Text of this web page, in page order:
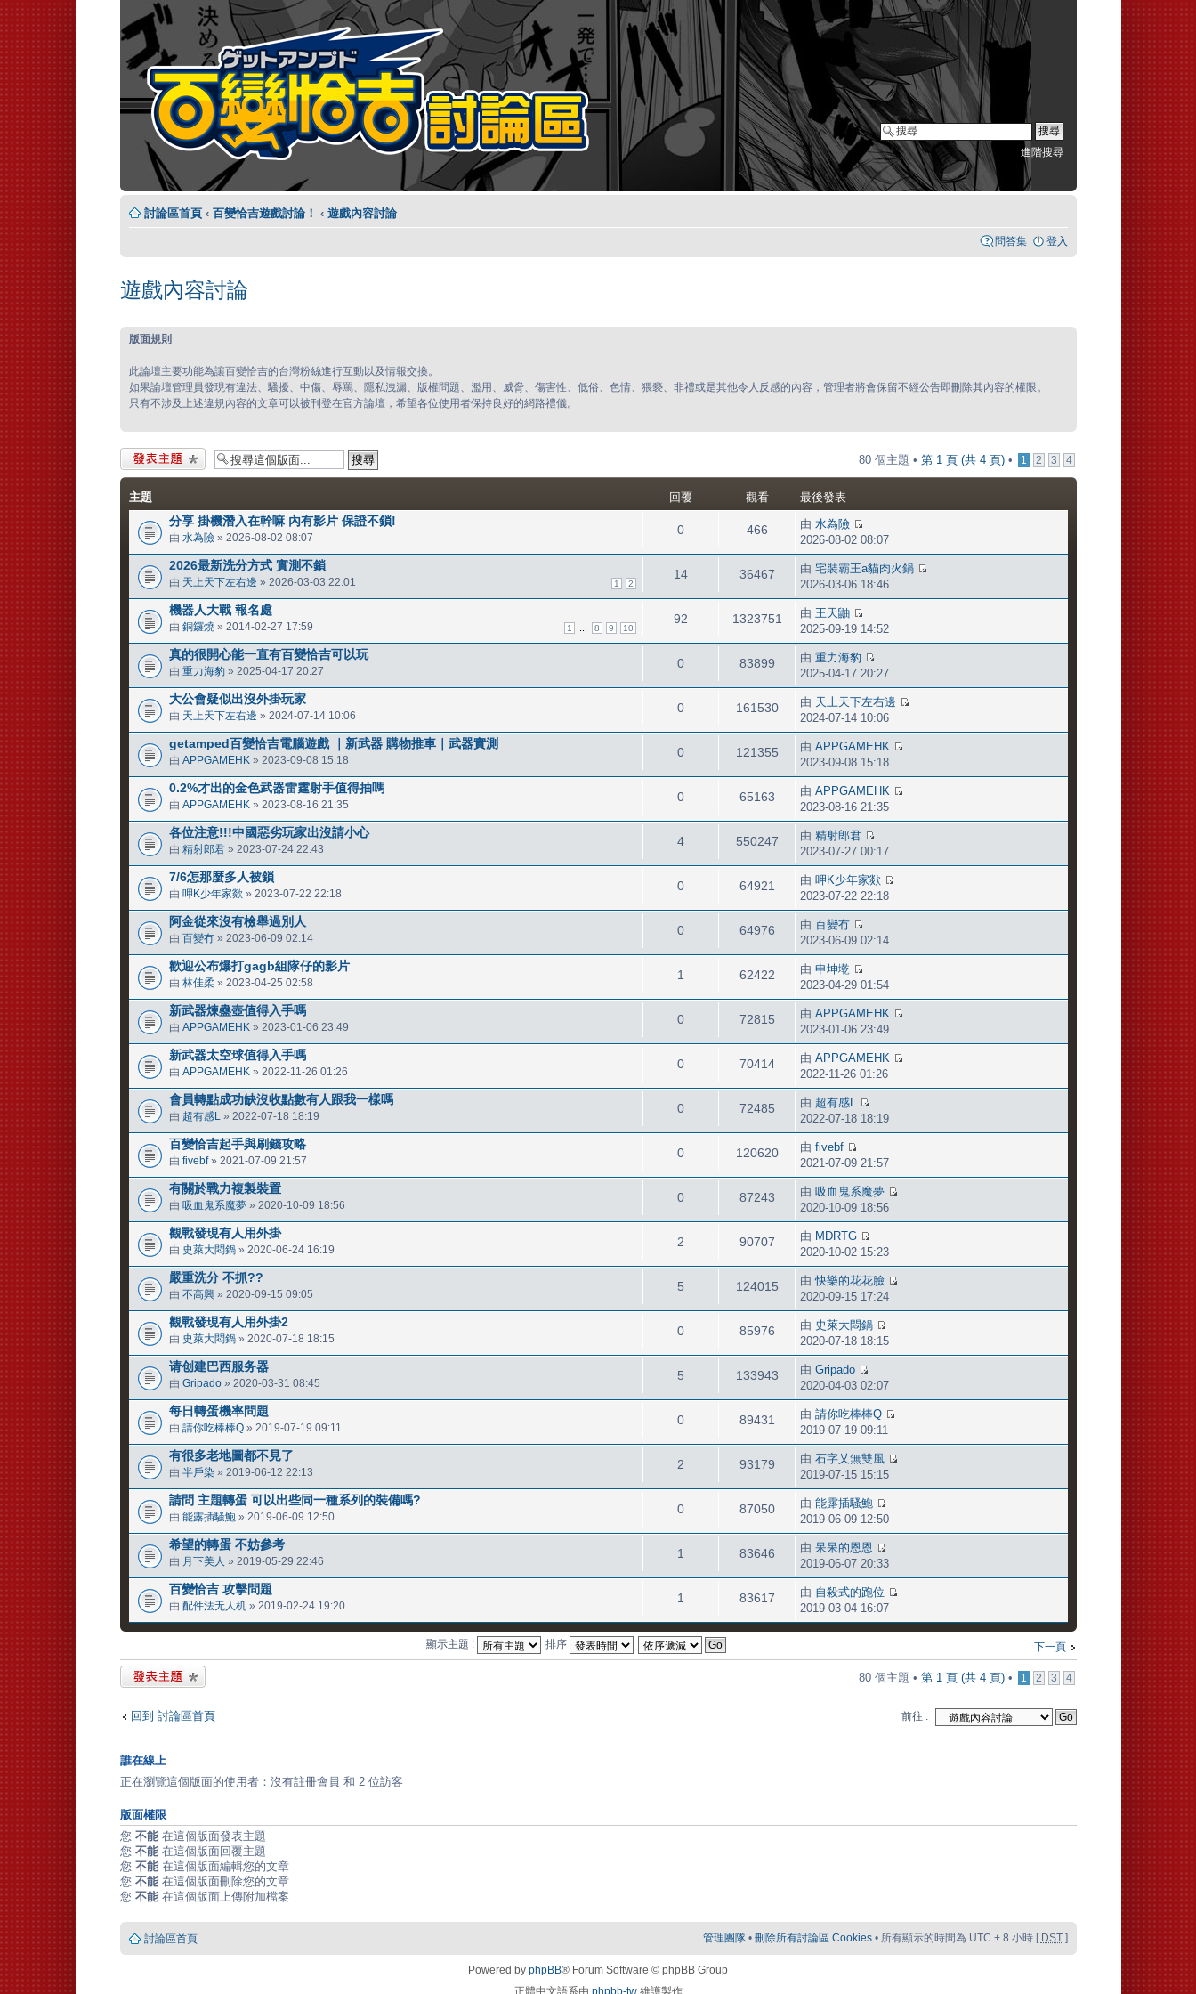
進階搜尋
討論區首頁 ‹ 百變恰吉遊戲討論！ ‹ 遊戲內容討論
問答集 登入
遊戲內容討論
版面規則
此論壇主要功能為讓百變恰吉的台灣粉絲進行互動以及情報交換。
如果論壇管理員發現有違法、騷擾、中傷、辱罵、隱私洩漏、版權問題、濫用、威脅、傷害性、低俗、色情、猥褻、非禮或是其他令人反感的內容，管理者將會保留不經公告即刪除其內容的權限。
只有不涉及上述違規內容的文章可以被刊登在官方論壇，希望各位使用者保持良好的網路禮儀。
發表新主題 80 個主題 • 第 1 頁 (共 4頁)• 1 2 3 4
主題 回覆 觀看 最後發表
分享 掛機潛入在幹嘛 內有影片 保證不鎖!
由 水為險» 2026-08-02 08:07
0 466 由 水為險
2026-08-02 08:07
2026最新洗分方式 實測不鎖
1 2
由 天上天下左右邊 » 2026-03-03 22:01
14 36467 由 宅裝霸王a貓肉火鍋
2026-03-06 18:46
機器人大戰 報名處
1 8 9 10
由 銅鑼燒» 2014-02-27 17:59
92 1323751 由 王天鼬
2025-09-19 14:52
真的很開心能一直有百變恰吉可以玩
由 重力海豹» 2025-04-17 20:27
0 83899 由 重力海豹
2025-04-17 20:27
大公會疑似出沒外掛玩家
由 天上天下左右邊 » 2024-07-14 10:06
0 161530 由 天上天下左右邊
2024-07-14 10:06
getamped百變恰吉電腦遊戲 ｜新武器 購物推車｜武器實測
由 APPGAMEHK» 2023-09-08 15:18
0 121355 由 APPGAMEHK
2023-09-08 15:18
0.2%才出的金色武器雷霆射手值得抽嗎
由 APPGAMEHK» 2023-08-16 21:35
0 65163 由 APPGAMEHK
2023-08-16 21:35
各位注意!!!中國惡劣玩家出沒請小心
由 精射郎君» 2023-07-24 22:43
4 550247 由 精射郎君
2023-07-27 00:17
7/6怎那麼多人被鎖
由 呷K少年家欻» 2023-07-22 22:18
0 64921 由 呷K少年家欻
2023-07-22 22:18
阿金從來沒有檢舉過別人
由 百變冇» 2023-06-09 02:14
0 64976 由 百變冇
2023-06-09 02:14
歡迎公布爆打gagb組隊仔的影片
由 林佳柔 » 2023-04-25 02:58
1 62422 由 申坤墘
2023-04-29 01:54
新武器煉蠱壺值得入手嗎
由 APPGAMEHK» 2023-01-06 23:49
0 72815 由 APPGAMEHK
2023-01-06 23:49
新武器太空球值得入手嗎
由 APPGAMEHK» 2022-11-26 01:26
0 70414 由 APPGAMEHK
2022-11-26 01:26
會員轉點成功缺沒收點數有人跟我一樣嗎
由 超有感L» 2022-07-18 18:19
0 72485 由 超有感L
2022-07-18 18:19
百變恰吉起手與刷錢攻略
由 fivebf» 2021-07-09 21:57
0 120620 由 fivebf
2021-07-09 21:57
有關於戰力複製裝置
由 吸血鬼系魔夢» 2020-10-09 18:56
0 87243 由 吸血鬼系魔夢
2020-10-09 18:56
觀戰發現有人用外掛
由 史萊大悶鍋» 2020-06-24 16:19
2 90707 由 MDRTG
2020-10-02 15:23
嚴重洗分 不抓??
由 不高興» 2020-09-15 09:05
5 124015 由快樂的花花臉
2020-09-15 17:24
觀戰發現有人用外掛2
由 史萊大悶鍋» 2020-07-18 18:15
0 85976 由 史萊大悶鍋
2020-07-18 18:15
请创建巴西服务器
由 Gripado» 2020-03-31 08:45
5 133943 由 Gripado
2020-04-03 02:07
每日轉蛋機率問題
由 請你吃棒棒Q» 2019-07-19 09:11
0 89431 由 請你吃棒棒Q
2019-07-19 09:11
有很多老地圖都不見了
由 半戶染» 2019-06-12 22:13
2 93179 由 石字乂無雙風
2019-07-15 15:15
請問 主題轉蛋 可以出些同一種系列的裝備嗎?
由 能露插騷鮑» 2019-06-09 12:50
0 87050 由 能露插騷鮑
2019-06-09 12:50
希望的轉蛋 不妨參考
由 月下美人 » 2019-05-29 22:46
1 83646 由 呆呆的恩恩
2019-06-07 20:33
百變恰吉 攻擊問題
由 配件法无人机» 2019-02-24 19:20
1 83617 由 自殺式的跑位
2019-03-04 16:07
下一頁
顯示主題 : 排序
發表新主題 80 個主題 • 第 1 頁 (共 4頁)• 1 2 3 4
回到 討論區首頁 前往 :
誰在線上
正在瀏覽這個版面的使用者：沒有註冊會員 和 2 位訪客
版面權限
您 不能在這個版面發表主題
您 不能在這個版面回覆主題
您 不能在這個版面編輯您的文章
您 不能在這個版面刪除您的文章
您 不能在這個版面上傳附加檔案
討論區首頁 管理團隊• 刪除所有討論區 Cookies• 所有顯示的時間為 UTC + 8 小時 [ DST]
Powered by phpBB® Forum Software © phpBB Group
正體中文語系由 phpbb-tw維護製作